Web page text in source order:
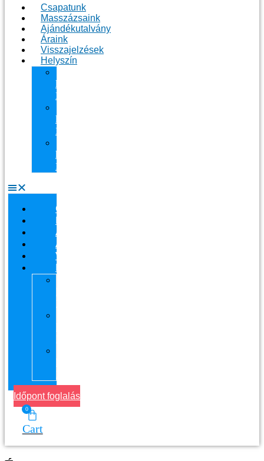
Csapatunk
Masszázsaink
Ajándékutalvány
Áraink
Visszajelzések
Helyszín
kerület
Masszázs
kerület
Masszázs
házhoz
Budapesten
Csapatunk
Masszázsaink
Ajándékutalvány
Áraink
Visszajelzések
Helyszín
Időpont foglalás
0
Cart